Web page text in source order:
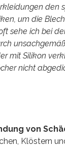
den
um die
sehe ich bei
mit Silikon
nicht
von
Klöstern